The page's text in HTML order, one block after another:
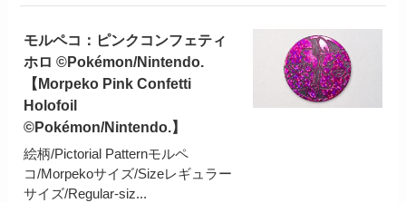
モルペコ：ピンクコンフェティ
ホロ ©Pokémon/Nintendo.
【Morpeko Pink Confetti
Holofoil
©Pokémon/Nintendo.】
絵柄/Pictorial Patternモルペ
コ/Morpekoサイズ/Sizeレギュラー
サイズ/Regular-siz...